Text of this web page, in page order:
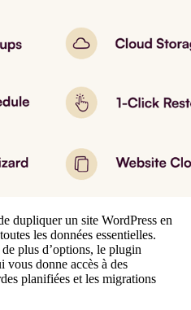
dupliquer un site WordPress en
les données essentielles.
plus d’options, le plugin
vous donne accès à des
planifiées et les migrations